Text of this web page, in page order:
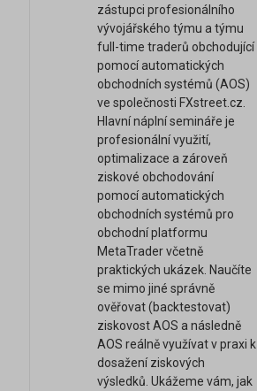
zástupci profesionálního
vývojářského týmu a týmu
full-time traderů obchodující
pomocí automatických
obchodních systémů (AOS)
ve společnosti FXstreet.cz.
Hlavní náplní semináře je
profesionální využití,
optimalizace a zároveň
ziskové obchodování
pomocí automatických
obchodních systémů pro
obchodní platformu
MetaTrader včetně
praktických ukázek. Naučíte
se mimo jiné správně
ověřovat (backtestovat)
ziskovost AOS a následně
AOS reálně využívat v praxi k
dosažení ziskových
výsledků. Ukážeme vám, jak